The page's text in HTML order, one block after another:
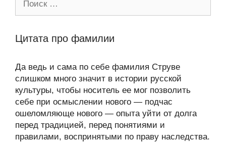
Цитата про фамилии
Да ведь и сама по себе фамилия Струве
слишком много значит в истории русской
культуры, чтобы носитель ее мог позволить
себе при осмыслении нового — подчас
ошеломляюще нового — опыта уйти от долга
перед традицией, перед понятиями и
правилами, воспринятыми по праву наследства.